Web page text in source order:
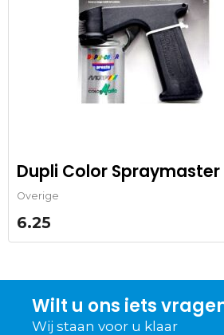
Dupli Color Spraymaster
Overige
6.25
Wilt u ons iets
Wij staan voor u klaar